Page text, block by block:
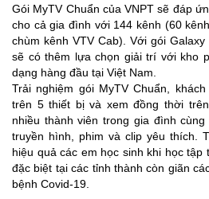
Gói MyTV Chuẩn của VNPT sẽ đáp
cho cả gia đình với 144 kênh (60
chùm kênh VTV Cab). Với gói
sẽ có thêm lựa chọn giải trí với kho
dạng hàng đầu tại Việt Nam.
Trải nghiệm gói MyTV Chuẩn,
trên 5 thiết bị và xem đồng thời
nhiều thành viên trong gia đình
truyền hình, phim và clip yêu thích.
hiệu quả các em học sinh khi học tập
đặc biệt tại các tỉnh thành còn giãn
bệnh Covid-19.